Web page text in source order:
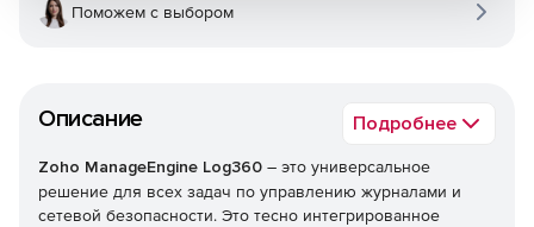
Описание Подробнее
Zoho ManageEngine Log360 – это универсальное
решение для всех задач по управлению журналами и
сетевой безопасности. Это тесно интегрированное
Поможем с выбором